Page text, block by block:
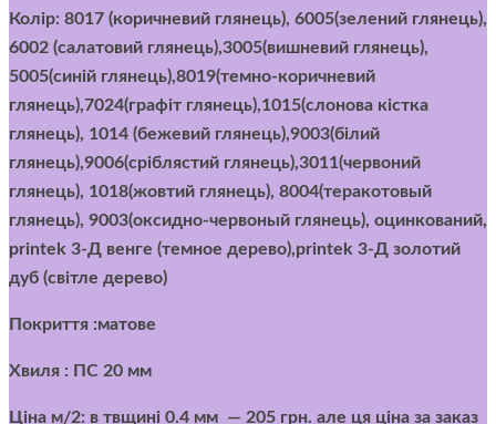
Колір: 8017 (коричневий глянець), 6005(зелений глянець),
6002 (салатовий глянець),3005(вишневий глянець),
5005(синій глянець),8019(темно-коричневий
глянець),7024(графіт глянець),1015(слонова кістка
глянець), 1014 (бежевий глянець),9003(білий
глянець),9006(сріблястий глянець),3011(червоний
глянець), 1018(жовтий глянець), 8004(теракотовый
глянець), 9003(оксидно-червоный глянець), оцинкований,
printek 3-Д венге (темное дерево),printek 3-Д золотий
дуб (світле дерево)
Покриття :матове
Хвиля : ПС 20 мм
Ціна м/2: в твщині 0.4 мм — 205 грн. але ця ціна за заказ